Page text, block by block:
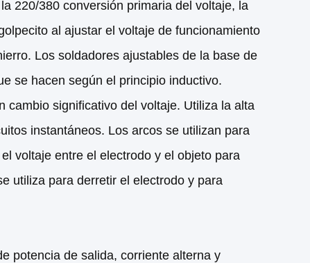
220/380 conversión primaria del voltaje, la
al ajustar el voltaje de funcionamiento
Los soldadores ajustables de la base de
se hacen según el principio inductivo.
cambio significativo del voltaje. Utiliza la alta
instantáneos. Los arcos se utilizan para
voltaje entre el electrodo y el objeto para
utiliza para derretir el electrodo y para
potencia de salida, corriente alterna y